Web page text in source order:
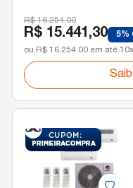
R$ 16.254,00
R$ 15.441,30 5%
ou R$ 16.254,00 em até